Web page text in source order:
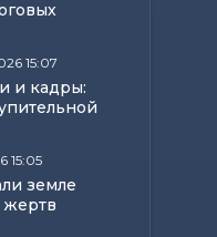
15:07
и кадры:
15:05
земле
жертв